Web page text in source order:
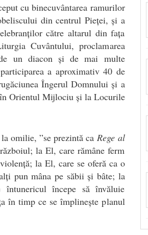
cu binecuvântarea ramurilor
din centrul Pieței, și a
către altarul din fața
Cuvântului, proclamarea
un diacon și de mai multe
a aproximativ 40 de
Îngerul Domnului și a
Orientul Mijlociu și la Locurile
omilie, ”se prezintă ca Rege al
la El, care rămâne ferm
la El, care se oferă ca o
pun mâna pe săbii și bâte; la
începe să învăluie
în timp ce se împlinește planul